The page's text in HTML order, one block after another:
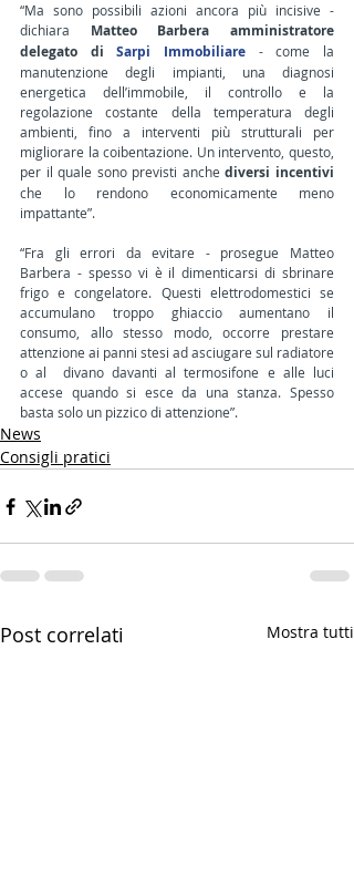
“Ma sono possibili azioni ancora più incisive -
dichiara Matteo Barbera amministratore
delegato di Sarpi Immobiliare - come la
manutenzione degli impianti, una diagnosi
energetica dell’immobile, il controllo e la
regolazione costante della temperatura degli
ambienti, fino a interventi più strutturali per
migliorare la coibentazione. Un intervento, questo,
per il quale sono previsti anche diversi incentivi
che lo rendono economicamente meno
impattante”.
“Fra gli errori da evitare - prosegue Matteo
Barbera - spesso vi è il dimenticarsi di sbrinare
frigo e congelatore. Questi elettrodomestici se
accumulano troppo ghiaccio aumentano il
consumo, allo stesso modo, occorre prestare
attenzione ai panni stesi ad asciugare sul radiatore
o al  divano davanti al termosifone e alle luci
accese quando si esce da una stanza. Spesso
basta solo un pizzico di attenzione”.
News
Consigli pratici
Post correlati Mostra tutti